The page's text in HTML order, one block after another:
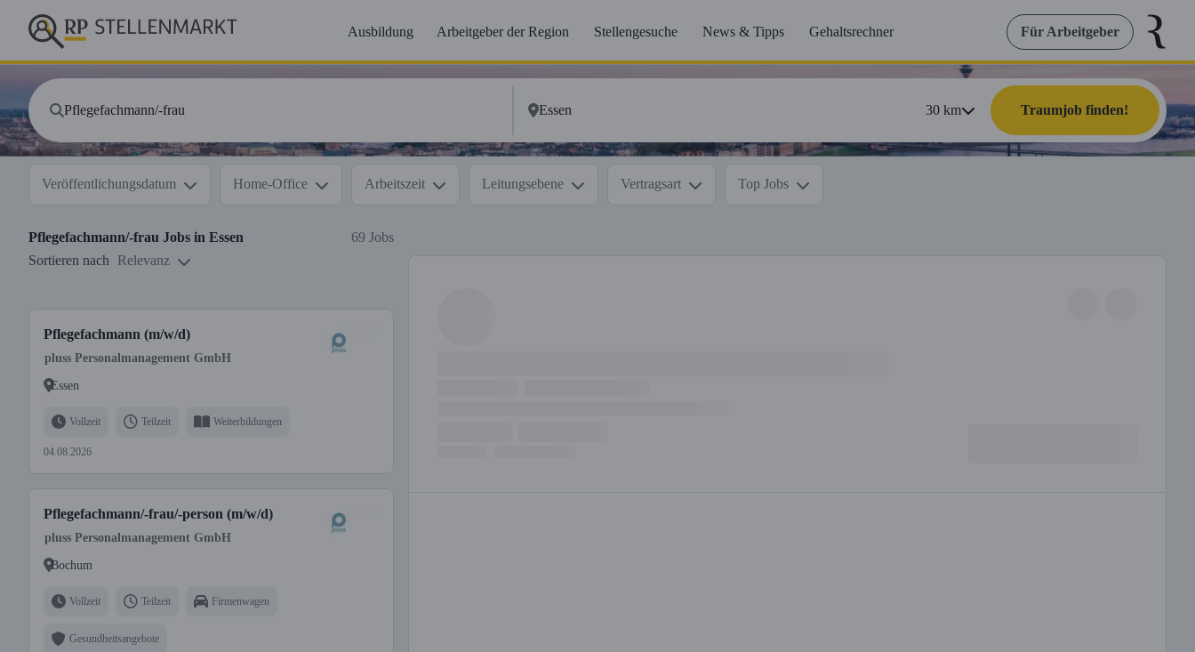
Ausbildung Arbeitgeber der Region Stellengesuche News & Tipps Gehaltsrechner Für Arbeitgeber
30km Traumjob finden!
Veröffentlichungsdatum Home-Office Arbeitszeit Leitungsebene Vertragsart Top Jobs
Pflegefachmann/-frau Jobs in Essen
69 Jobs
Sortieren nach
Relevanz
Pflegefachmann (m/w/d)
pluss Personalmanagement GmbH
Essen
Vollzeit Teilzeit Weiterbildungen
04.08.2026
Pflegefachmann/-frau/-person (m/w/d)
pluss Personalmanagement GmbH
Bochum
Vollzeit Teilzeit Firmenwagen
Gesundheitsangebote